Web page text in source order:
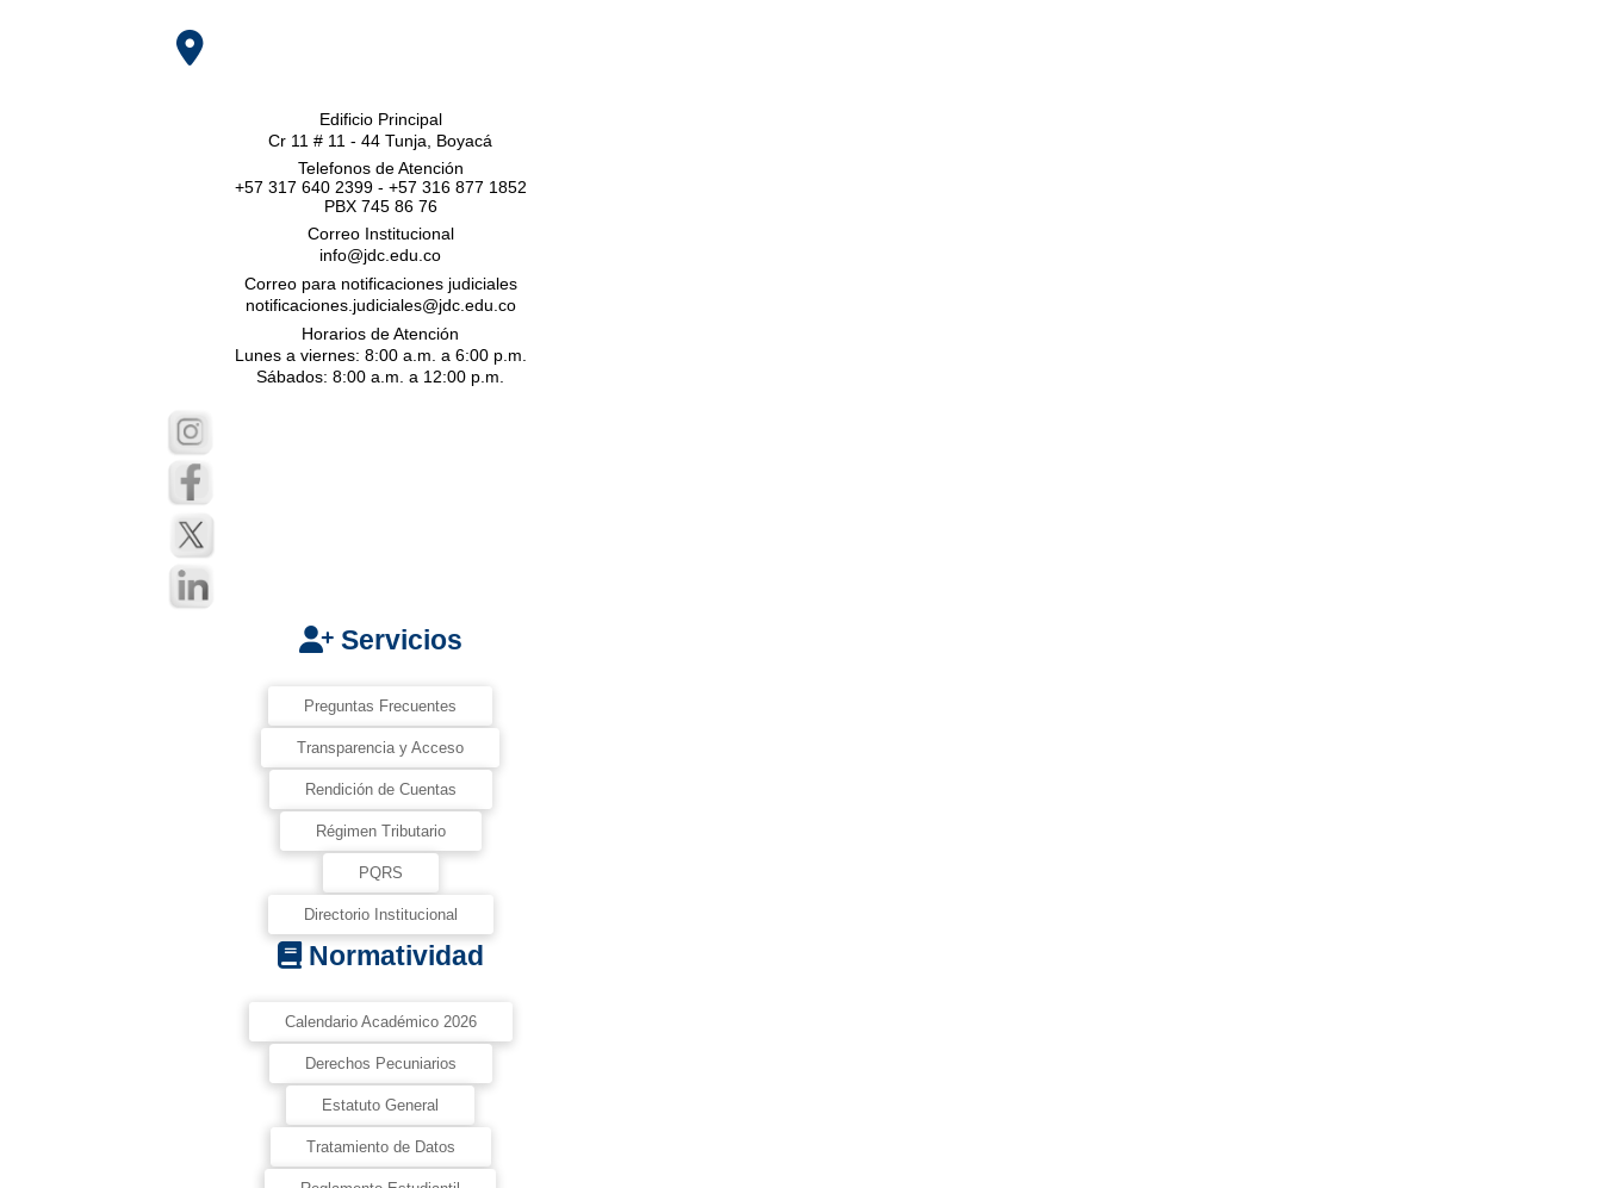
Edificio Principal
Cr 11 # 11 - 44 Tunja, Boyacá
Telefonos de Atención
+57 317 640 2399 - +57 316 877 1852
PBX 745 86 76
Correo Institucional
info@jdc.edu.co
Correo para notificaciones judiciales
notificaciones.judiciales@jdc.edu.co
Horarios de Atención
Lunes a viernes: 8:00 a.m. a 6:00 p.m.
Sábados: 8:00 a.m. a 12:00 p.m.
Servicios
Preguntas Frecuentes
Transparencia y Acceso
Rendición de Cuentas
Régimen Tributario
PQRS
Directorio Institucional
Normatividad
Calendario Académico 2026
Derechos Pecuniarios
Estatuto General
Tratamiento de Datos